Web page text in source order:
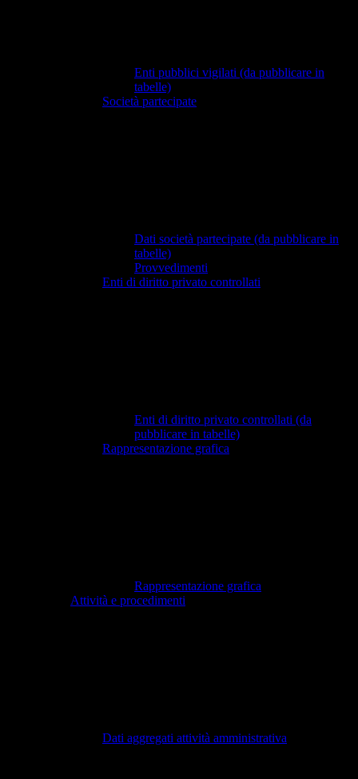
Enti pubblici vigilati (da pubblicare in
tabelle)
Società partecipate
Dati società partecipate (da pubblicare in
tabelle)
Provvedimenti
Enti di diritto privato controllati
Enti di diritto privato controllati (da
pubblicare in tabelle)
Rappresentazione grafica
Rappresentazione grafica
Attività e procedimenti
Dati aggregati attività amministrativa